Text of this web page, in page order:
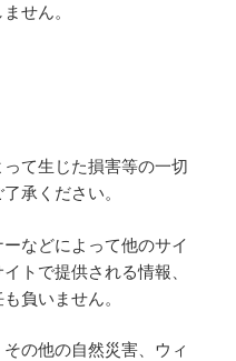
せん。
て生じた損害等の一切
承ください。
などによって他のサイ
トで提供される情報、
負いません。
の他の自然災害、ウィ